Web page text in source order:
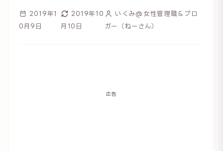
2019年1
0月9日
2019年10
月10日
いくみ@女性管理職＆ブロ
ガー（ねーさん）
広告